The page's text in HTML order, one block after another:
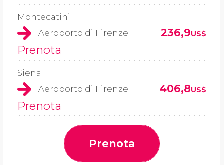
Montecatini
Aeroporto di Firenze
236,9US$
Prenota
Siena
Aeroporto di Firenze
406,8US$
Prenota
Prenota